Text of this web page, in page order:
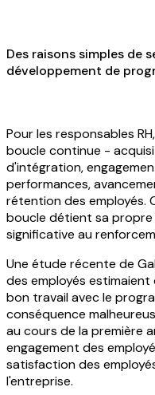
Des raisons simples de
développement de
Pour les responsables
boucle continue -
d'intégration,
performances,
rétention des employés.
boucle détient sa
significative au
Une étude récente de
des employés
bon travail avec le
conséquence
au cours de la première
engagement des
satisfaction des
l'entreprise.